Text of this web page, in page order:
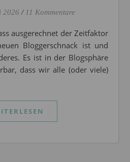
2026 / 11 Kommentare
Bloggerschnack ist und
Es ist in der Blogsphäre
dass wir alle (oder viele)